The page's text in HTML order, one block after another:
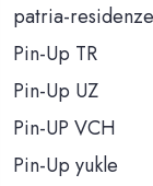
patria-
Pin-Up TR
Pin-Up UZ
Pin-UP VCH
Pin-Up yukle